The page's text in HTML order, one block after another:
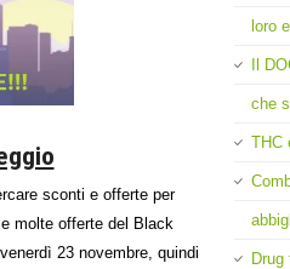
sconti e offerte per
molte offerte del Black
23 novembre, quindi
loro
Il
che
THC